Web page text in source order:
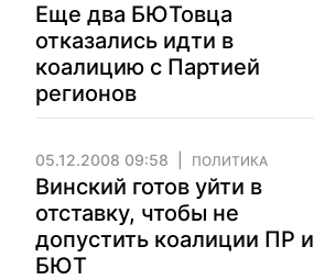
Еще два БЮТовца
отказались идти в
коалицию с Партией
регионов
05.12.2008 09:58 ПОЛИТИКА
Винский готов уйти в
отставку, чтобы не
допустить коалиции ПР и
БЮТ